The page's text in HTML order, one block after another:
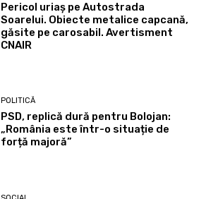
Pericol uriaș pe Autostrada
Soarelui. Obiecte metalice capcană,
găsite pe carosabil. Avertisment
CNAIR
POLITICĂ
PSD, replică dură pentru Bolojan:
„România este într-o situație de
forță majoră”